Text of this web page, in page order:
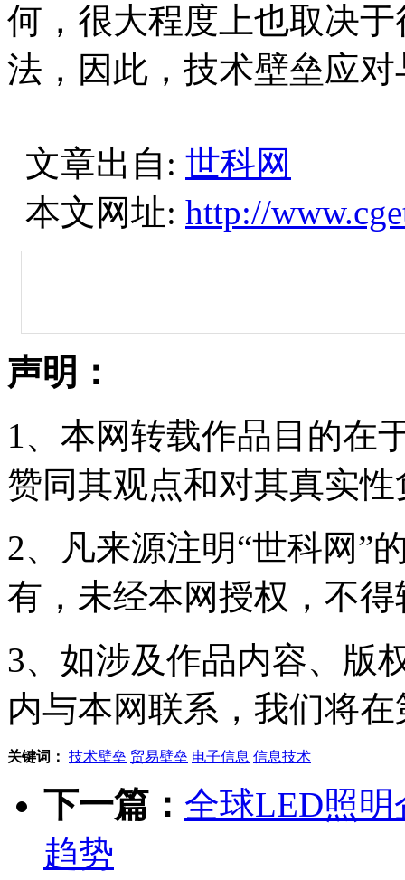
何，很大程度上也取决
法，因此，技术壁垒应
文章出自: 世科网
本文网址: http://
声明：
1、本网转载作品目的在
赞同其观点和对其真实性
2、凡来源注明“世科网”
有，未经本网授权，不
3、如涉及作品内容、版
内与本网联系，我们将
关键词： 技术壁垒 贸易壁垒 电子信息 信息技术
下一篇： 全球LED照
趋势